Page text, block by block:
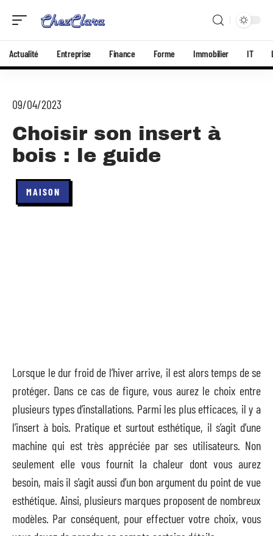
Actualité Entreprise Finance Forme Immobilier IT
09/04/2023
Choisir son insert à
bois : le guide
MAISON
Lorsque le dur froid de l’hiver arrive, il est alors temps de se
protéger. Dans ce cas de figure, vous aurez le choix entre
plusieurs types d’installations. Parmi les plus efficaces, il y a
l’insert à bois. Pratique et surtout esthétique, il s’agit d’une
machine qui est très appréciée par ses utilisateurs. Non
seulement elle vous fournit la chaleur dont vous aurez
besoin, mais il s’agit aussi d’un bon argument du point de vue
esthétique. Ainsi, plusieurs marques proposent de nombreux
modèles. Par conséquent, pour effectuer votre choix, vous